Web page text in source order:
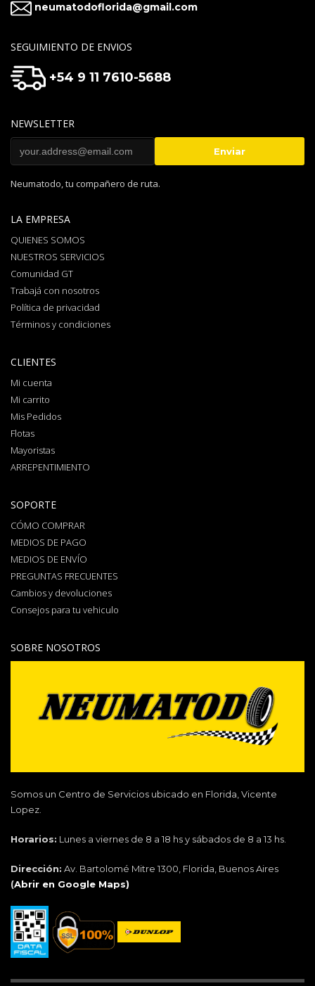
neumatodoflorida@gmail.com
SEGUIMIENTO DE ENVIOS
+54 9 11 7610-5688
NEWSLETTER
Neumatodo, tu compañero de ruta.
LA EMPRESA
QUIENES SOMOS
NUESTROS SERVICIOS
Comunidad GT
Trabajá con nosotros
Política de privacidad
Términos y condiciones
CLIENTES
Mi cuenta
Mi carrito
Mis Pedidos
Flotas
Mayoristas
ARREPENTIMIENTO
SOPORTE
CÓMO COMPRAR
MEDIOS DE PAGO
MEDIOS DE ENVÍO
PREGUNTAS FRECUENTES
Cambios y devoluciones
Consejos para tu vehiculo
SOBRE NOSOTROS
Somos un Centro de Servicios ubicado en Florida, Vicente
Lopez.
Horarios: Lunes a viernes de 8 a 18 hs y sábados de 8 a 13 hs.
Dirección: Av. Bartolomé Mitre 1300, Florida, Buenos Aires
(Abrir en Google Maps)